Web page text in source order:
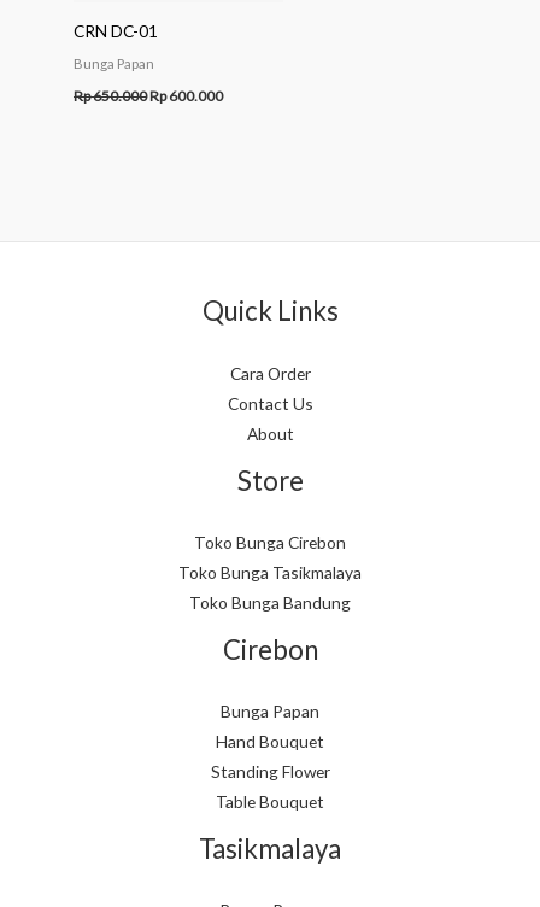
CRN DC-01
Bunga Papan
Rp650.000Rp600.000
Quick Links
Cara Order
Contact Us
About
Store
Toko Bunga Cirebon
Toko Bunga Tasikmalaya
Toko Bunga Bandung
Cirebon
Bunga Papan
Hand Bouquet
Standing Flower
Table Bouquet
Tasikmalaya